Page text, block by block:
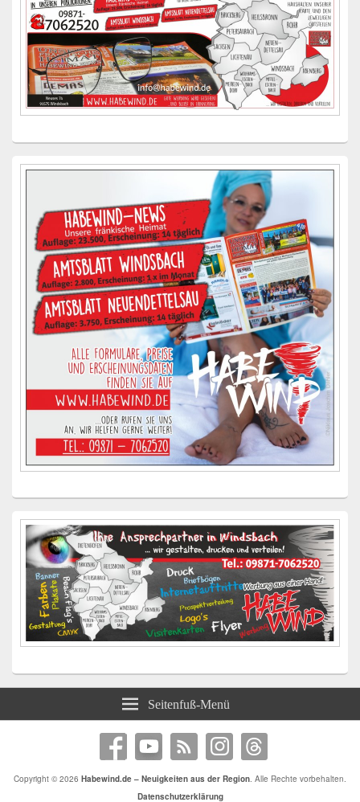
Seitenfuß-Menü
Copyright © 2026 Habewind.de – Neuigkeiten aus der Region. Alle Rechte vorbehalten.
Datenschutzerklärung